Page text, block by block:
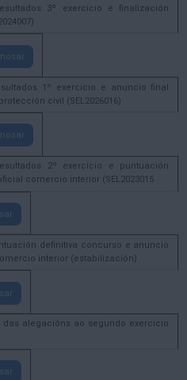
3º exercicio e finalización
1º exercicio e anuncio final
civil (SEL2026016)
2º exercicio e puntuación
comercio interior (SEL2023015
definitiva concurso e anuncio
interior (estabilización)
das alegacións ao segundo exercicio